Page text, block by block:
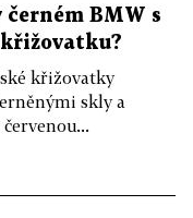
černém BMW s
křižovatku?
křižovatky
skly a